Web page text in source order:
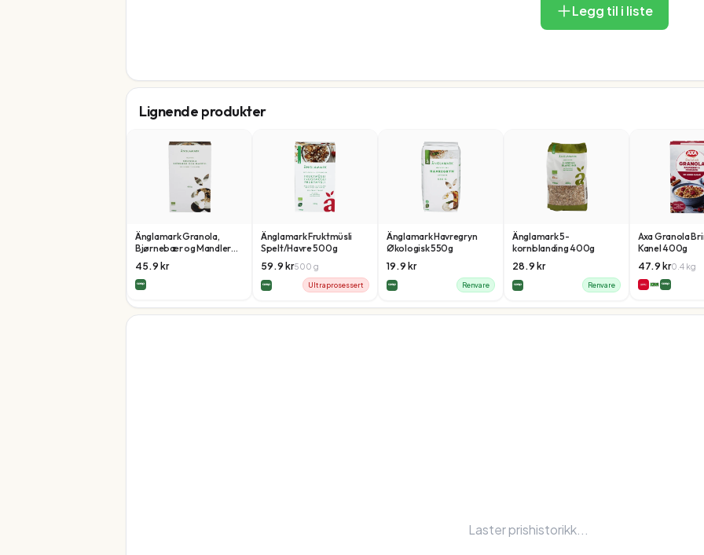
Legg til i liste
Lignende produkter
Änglamark Granola,
Bjørnebær og Mandler
400g
45.9 kr
Änglamark Fruktmüsli
Spelt/Havre 500g
59.9 kr500 g
Ultraprosessert
Änglamark Havregryn
Økologisk 550g
19.9 kr
Renvare
Änglamark 5-
kornblanding 400g
28.9 kr
Renvare
Axa Granola
Kanel 400g
47.9 kr0.4 kg
Laster prishistorikk...